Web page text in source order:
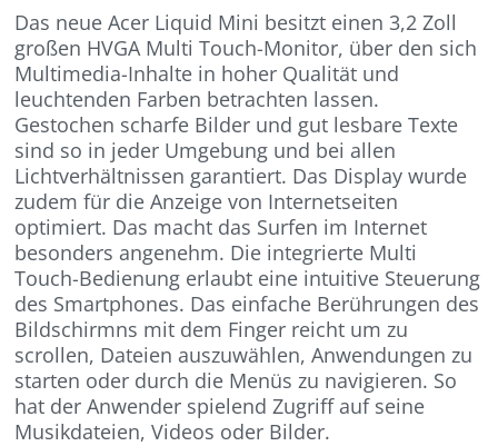
Das neue Acer Liquid Mini besitzt einen 3,2 Zoll
großen HVGA Multi Touch-Monitor, über den sich
Multimedia-Inhalte in hoher Qualität und
leuchtenden Farben betrachten lassen.
Gestochen scharfe Bilder und gut lesbare Texte
sind so in jeder Umgebung und bei allen
Lichtverhältnissen garantiert. Das Display wurde
zudem für die Anzeige von Internetseiten
optimiert. Das macht das Surfen im Internet
besonders angenehm. Die integrierte Multi
Touch-Bedienung erlaubt eine intuitive Steuerung
des Smartphones. Das einfache Berührungen des
Bildschirmns mit dem Finger reicht um zu
scrollen, Dateien auszuwählen, Anwendungen zu
starten oder durch die Menüs zu navigieren. So
hat der Anwender spielend Zugriff auf seine
Musikdateien, Videos oder Bilder.